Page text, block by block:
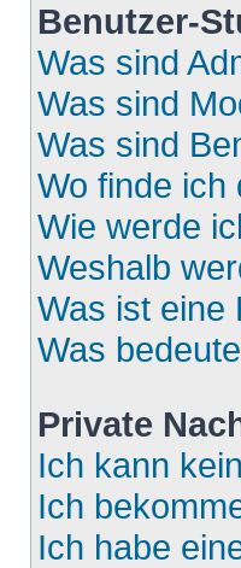
Benutzer-
Was sind
Was sind
Was sind
Wo finde ich
Wie werde
Weshalb
Was ist eine
Was
Private
Ich kann
Ich
Ich habe